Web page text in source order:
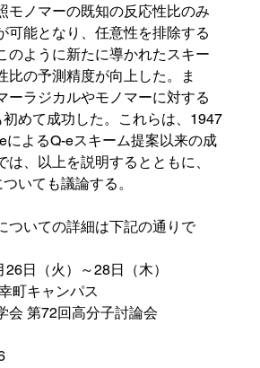
モノマーの既知の反応性比のみ
可能となり、任意性を排除する
のように新たに導かれたスキー
比の予測精度が向上した。ま
ーラジカルやモノマーに対する
めて成功した。これらは、1947
によるQ-eスキーム提案以来の成
は、以上を説明するとともに、
いても議論する。
ついての詳細は下記の通りで
日（火）～28日（木）
町キャンパス
会 第72回高分子討論会